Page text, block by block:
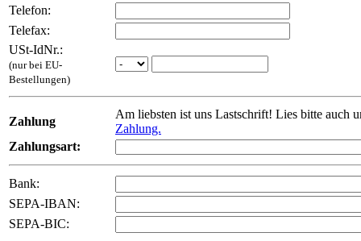
Telefon:
Telefax:
USt-IdNr.:
(nur bei EU-
Bestellungen)
Zahlung
Am liebsten ist uns Lastschrift! Lies bitte auch
Zahlung.
Zahlungsart:
Bank:
SEPA-IBAN:
SEPA-BIC: